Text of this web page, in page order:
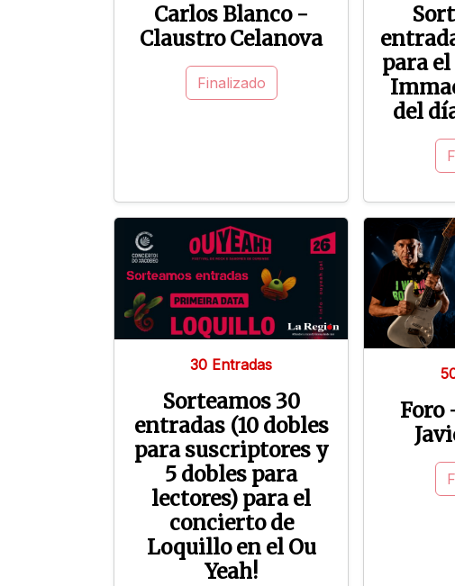
Carlos Blanco -
Claustro Celanova
Finalizado
para
del
30 Entradas
Sorteamos 30
entradas (10 dobles
para suscriptores y
5 dobles para
lectores) para el
concierto de
Loquillo en el Ou
Yeah!
Foro